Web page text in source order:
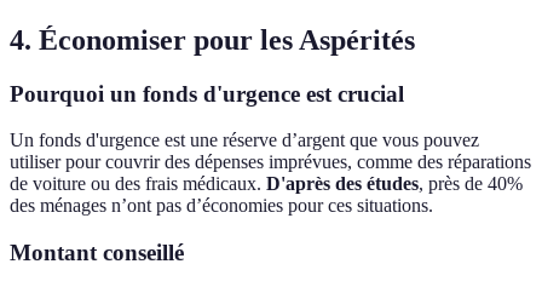
4. Économiser pour les Aspérités
Pourquoi un fonds d'urgence est crucial
Un fonds d'urgence est une réserve d’argent que vous pouvez
utiliser pour couvrir des dépenses imprévues, comme des réparations
de voiture ou des frais médicaux. D'après des études, près de 40%
des ménages n’ont pas d’économies pour ces situations.
Montant conseillé